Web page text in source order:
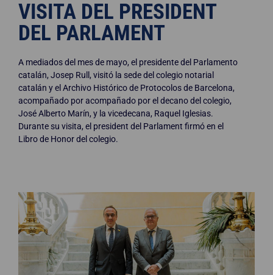
VISITA DEL PRESIDENT
DEL PARLAMENT
A mediados del mes de mayo, el presidente del Parlamento
catalán, Josep Rull, visitó la sede del colegio notarial
catalán y el Archivo Histórico de Protocolos de Barcelona,
acompañado por acompañado por el decano del colegio,
José Alberto Marín, y la vicedecana, Raquel Iglesias.
Durante su visita, el president del Parlament firmó en el
Libro de Honor del colegio.